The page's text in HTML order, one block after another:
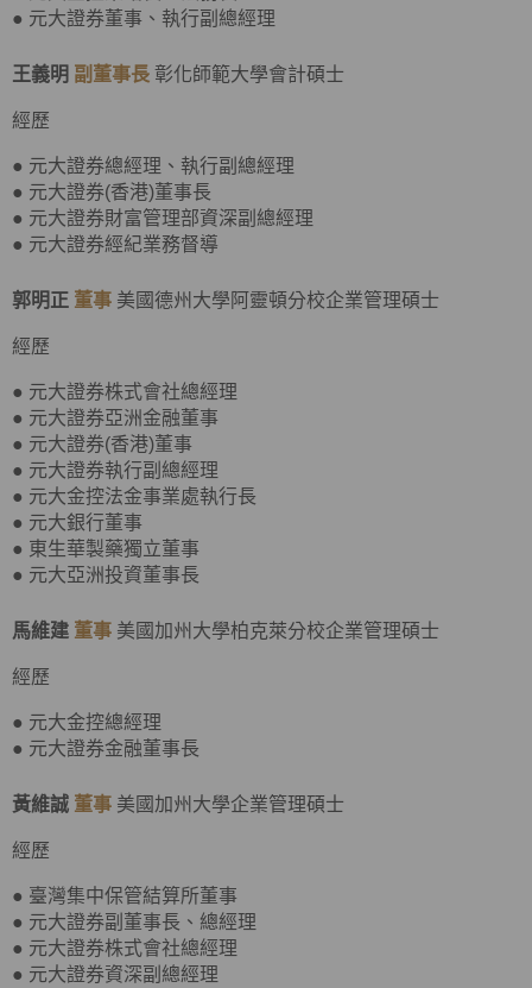
● 元大證券董事、執行副總經理
王義明 副董事長 彰化師範大學會計碩士
經歷
● 元大證券總經理、執行副總經理
● 元大證券(香港)董事長
● 元大證券財富管理部資深副總經理
● 元大證券經紀業務督導
郭明正 董事 美國德州大學阿靈頓分校企業管理碩士
經歷
● 元大證券株式會社總經理
● 元大證券亞洲金融董事
● 元大證券(香港)董事
● 元大證券執行副總經理
● 元大金控法金事業處執行長
● 元大銀行董事
● 東生華製藥獨立董事
● 元大亞洲投資董事長
馬維建 董事 美國加州大學柏克萊分校企業管理碩士
經歷
● 元大金控總經理
● 元大證券金融董事長
黃維誠 董事 美國加州大學企業管理碩士
經歷
● 臺灣集中保管結算所董事
● 元大證券副董事長、總經理
● 元大證券株式會社總經理
● 元大證券資深副總經理